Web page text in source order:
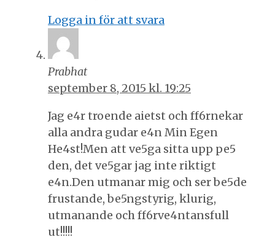
Logga in för att svara
Prabhat
september 8, 2015 kl. 19:25
Jag e4r troende aietst och ff6rnekar
alla andra gudar e4n Min Egen
He4st!Men att ve5ga sitta upp pe5
den, det ve5gar jag inte riktigt
e4n.Den utmanar mig och ser be5de
frustande, be5ngstyrig, klurig,
utmanande och ff6rve4ntansfull
ut!!!!!